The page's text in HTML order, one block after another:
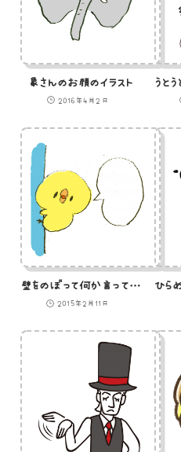
象さんのお顔のイラスト
2016年4月2日
壁をのぼって何か言っているひよこのイラスト
2015年2月11日